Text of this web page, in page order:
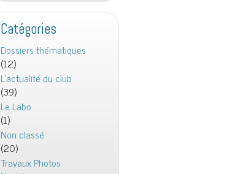
Catégories
Dossiers thématiques
(12)
L'actualité du club
(39)
Le Labo
(1)
Non classé
(20)
Travaux Photos